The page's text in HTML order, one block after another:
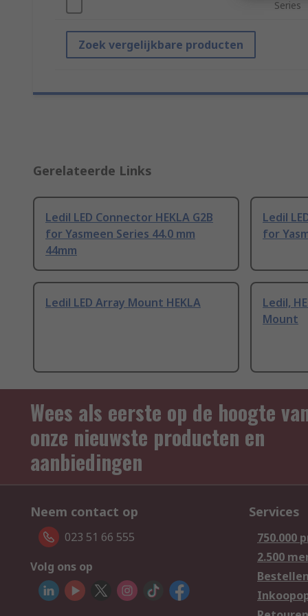
Series
Zoek vergelijkbare producten
Gerelateerde Links
Ledil LED Connector HEKLA G2B
for Yasmeen Series 44.0 mm
44mm
Ledil
for
Ledil LED Array Mount HEKLA
Ledil,
Mount
Wees als eerste op de hoogte
onze nieuwste producten en
aanbiedingen
Neem contact op
023 51 66 555
Volg ons op
Services
750.000
2.500
Bestellen